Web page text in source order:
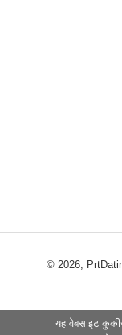
© 2026,
यह वेबसाइट